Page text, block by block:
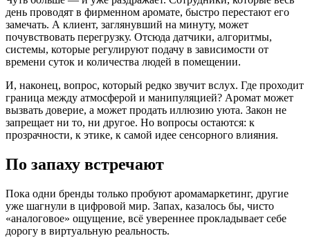
день проводят в фирменном аромате, быстро перестают его
замечать. А клиент, заглянувший на минуту, может
почувствовать перегрузку. Отсюда датчики, алгоритмы,
системы, которые регулируют подачу в зависимости от
времени суток и количества людей в помещении.
И, наконец, вопрос, который редко звучит вслух. Где проходит
граница между атмосферой и манипуляцией? Аромат может
вызвать доверие, а может продать иллюзию уюта. Закон не
запрещает ни то, ни другое. Но вопросы остаются: к
прозрачности, к этике, к самой идее сенсорного влияния.
По запаху встречают
Пока одни бренды только пробуют аромамаркетинг, другие
уже шагнули в цифровой мир. Запах, казалось бы, чисто
«аналоговое» ощущение, всё увереннее прокладывает себе
дорогу в виртуальную реальность.